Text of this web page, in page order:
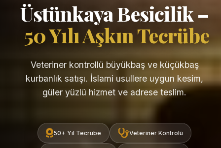
Üstünkaya Besicilik –
50 Yılı Aşkın Tecrübe
Veteriner kontrollü büyükbaş ve küçükbaş
kurbanlık satışı. İslami usullere uygun kesim,
güler yüzlü hizmet ve adrese teslim.
50+ Yıl Tecrübe Veteriner Kontrolü